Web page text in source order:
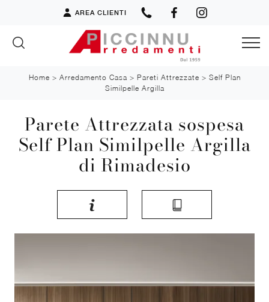
AREA CLIENTI
Home > Arredamento Casa > Pareti Attrezzate > Self Plan
Similpelle Argilla
Parete Attrezzata sospesa
Self Plan Similpelle Argilla
di Rimadesio